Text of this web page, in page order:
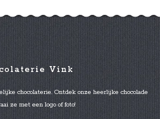
Vink
chocolaterie. Ontdek onze heerlijke chocolade
ze met een logo of foto!